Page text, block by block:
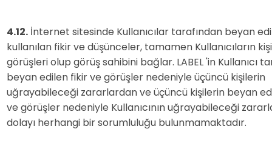
4.12. İnternet sitesinde Kullanıcılar tarafından beyan
kullanılan fikir ve düşünceler, tamamen Kullanıcıların
görüşleri olup görüş sahibini bağlar. LABEL 'in Kullanıcı
beyan edilen fikir ve görüşler nedeniyle üçüncü kişilerin
uğrayabileceği zararlardan ve üçüncü kişilerin beyan
ve görüşler nedeniyle Kullanıcının uğrayabileceği
dolayı herhangi bir sorumluluğu bulunmamaktadır.